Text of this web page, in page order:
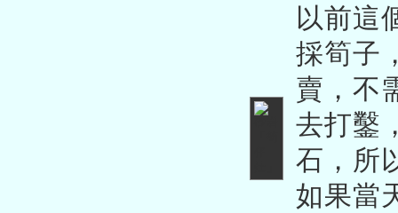
以前這
採筍子
賣，不
去打鑿
石，所
如果當